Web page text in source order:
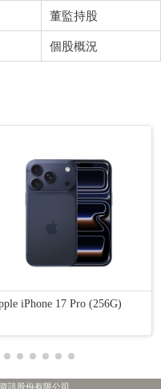
董監持股
個股概況
iPhone 17 Pro (256G)
訊股份有限公司